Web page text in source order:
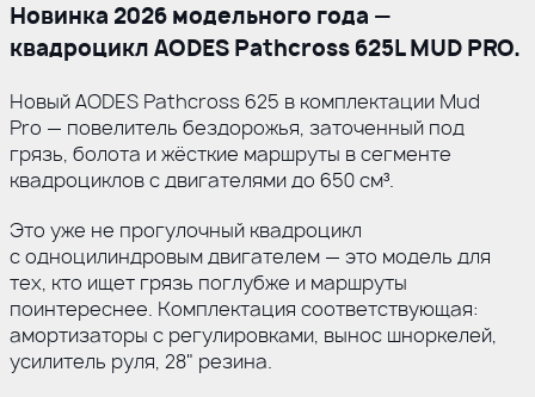
Новинка 2026 модельного года —
квадроцикл AODES Pathcross 625L MUD PRO.
Новый AODES Pathcross 625 в комплектации Mud
Pro — повелитель бездорожья, заточенный под
грязь, болота и жёсткие маршруты в сегменте
квадроциклов с двигателями до 650 см³.
Это уже не прогулочный квадроцикл
с одноцилиндровым двигателем — это модель для
тех, кто ищет грязь поглубже и маршруты
поинтереснее. Комплектация соответствующая:
амортизаторы с регулировками, вынос шноркелей,
усилитель руля, 28" резина.